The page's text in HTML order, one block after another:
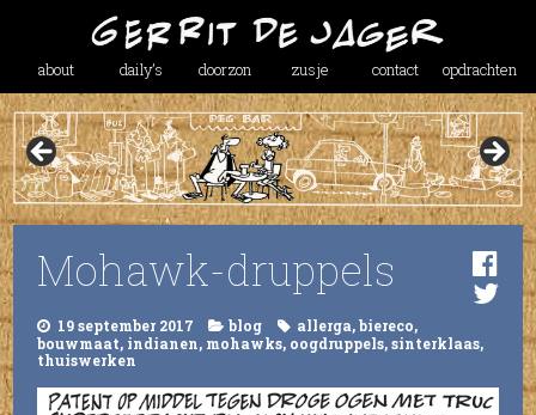
about daily’s doorzon zusje contact opdrachten
Mohawk-druppels
19 september 2017 blog allerga,biereco,
bouwmaat, indianen, mohawks, oogdruppels,sinterklaas,
thuiswerken